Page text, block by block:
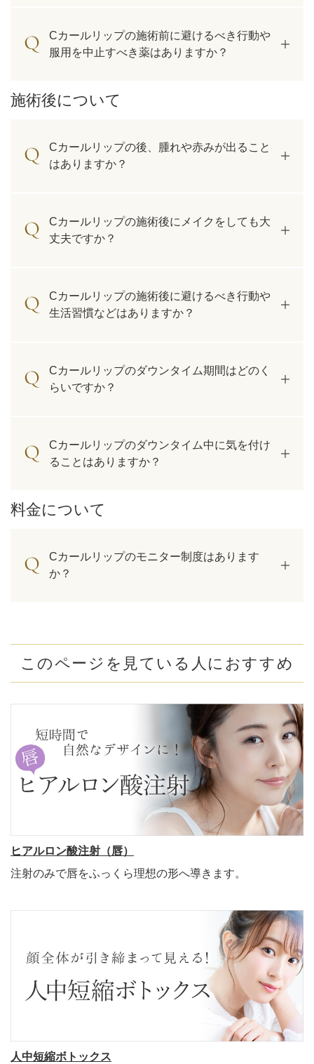
Cカールリップの施術前に避けるべき行動や
服用を中止すべき薬はありますか？
施術後について
Cカールリップの後、腫れや赤みが出ること
はありますか？
Cカールリップの施術後にメイクをしても大
丈夫ですか？
Cカールリップの施術後に避けるべき行動や
生活習慣などはありますか？
Cカールリップのダウンタイム期間はどのく
らいですか？
Cカールリップのダウンタイム中に気を付け
ることはありますか？
料金について
Cカールリップのモニター制度はあります
か？
このページを見ている人におすすめ
ヒアルロン酸注射（唇）
注射のみで唇をふっくら理想の形へ導きます。
人中短縮ボトックス